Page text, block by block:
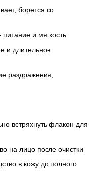
борется со
и мягкость
и длительное
раздражения,
встряхнуть флакон для
на лицо после очистки
в кожу до полного